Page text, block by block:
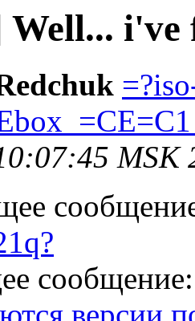
Well... i've
MSK